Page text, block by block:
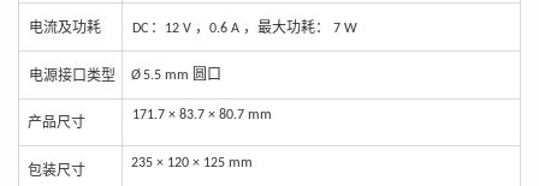
电流及功耗 DC ： 12 V ， 0.6 A ，最大功耗： 7 W
电源接口类型 Ø5.5 mm 圆口
产品尺寸 171.7 × 83.7 × 80.7 mm
包装尺寸 235 × 120 × 125 mm